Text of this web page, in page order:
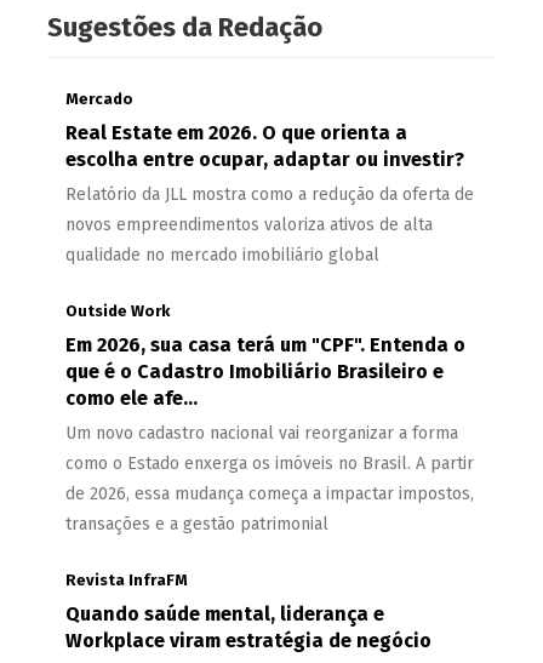
Sugestões da Redação
Mercado
Real Estate em 2026. O que orienta a
escolha entre ocupar, adaptar ou investir?
Relatório da JLL mostra como a redução da oferta de
novos empreendimentos valoriza ativos de alta
qualidade no mercado imobiliário global
Outside Work
Em 2026, sua casa terá um "CPF". Entenda o
que é o Cadastro Imobiliário Brasileiro e
como ele afe...
Um novo cadastro nacional vai reorganizar a forma
como o Estado enxerga os imóveis no Brasil. A partir
de 2026, essa mudança começa a impactar impostos,
transações e a gestão patrimonial
Revista InfraFM
Quando saúde mental, liderança e
Workplace viram estratégia de negócio